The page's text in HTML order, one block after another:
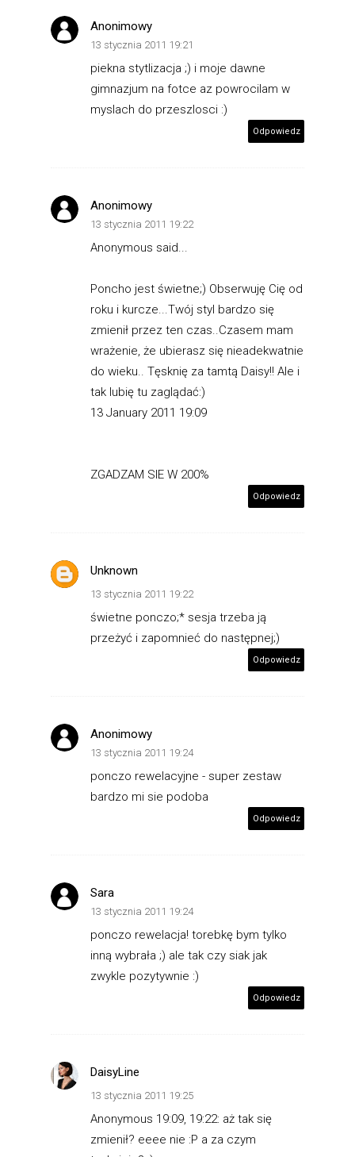
Anonimowy
13 stycznia 2011 19:21
piekna stytlizacja ;) i moje dawne
gimnazjum na fotce az powrocilam w
myslach do przeszlosci :)
Odpowiedz
Anonimowy
13 stycznia 2011 19:22
Anonymous said...
Poncho jest świetne;) Obserwuję Cię od
roku i kurcze...Twój styl bardzo się
zmienił przez ten czas..Czasem mam
wrażenie, że ubierasz się nieadekwatnie
do wieku.. Tęsknię za tamtą Daisy!! Ale i
tak lubię tu zaglądać:)
13 January 2011 19:09
ZGADZAM SIE W 200%
Odpowiedz
Unknown
13 stycznia 2011 19:22
świetne ponczo;* sesja trzeba ją
przeżyć i zapomnieć do następnej;)
Odpowiedz
Anonimowy
13 stycznia 2011 19:24
ponczo rewelacyjne - super zestaw
bardzo mi sie podoba
Odpowiedz
Sara
13 stycznia 2011 19:24
ponczo rewelacja! torebkę bym tylko
inną wybrała ;) ale tak czy siak jak
zwykle pozytywnie :)
Odpowiedz
DaisyLine
13 stycznia 2011 19:25
Anonymous 19:09, 19:22: aż tak się
zmienił? eeee nie :P a za czym